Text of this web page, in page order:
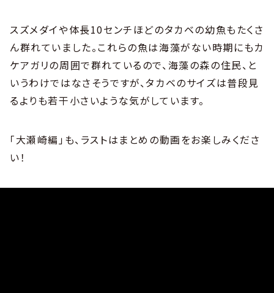
スズメダイや体長10センチほどのタカベの幼魚もたくさ
ん群れていました。これらの魚は海藻がない時期にもカ
ケアガリの周囲で群れているので、海藻の森の住民、と
いうわけではなさそうですが、タカベのサイズは普段見
るよりも若干小さいような気がしています。
「大瀬崎編」も、ラストはまとめの動画をお楽しみくださ
い！